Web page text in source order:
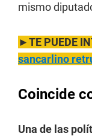
mismo
►TE PUEDE
sancarlino
Coincide
Una de las